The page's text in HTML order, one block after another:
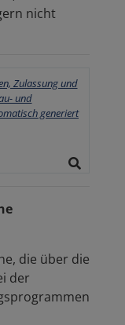
nicht
die über die
der